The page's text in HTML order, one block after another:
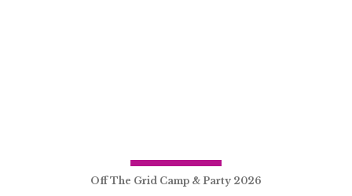
Off The Grid Camp & Party 2026